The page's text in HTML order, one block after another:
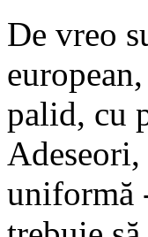
De vreo
palid, cu
uniformă